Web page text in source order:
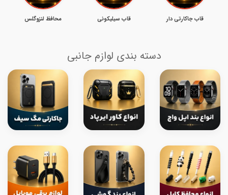
قاب جاکارتی دار قاب سیلیکونی محافظ لنزوگلس
دسته بندی لوازم جانبی